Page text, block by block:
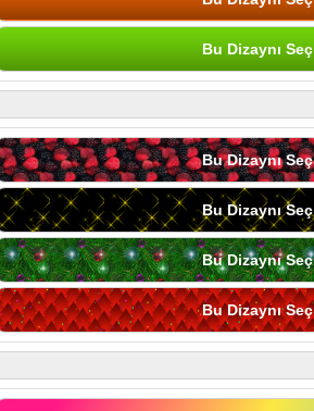
Bu Dizaynı Seç
Bu Dizaynı Seç
Bu Dizaynı Seç
Bu Dizaynı Seç
Bu Dizaynı Seç